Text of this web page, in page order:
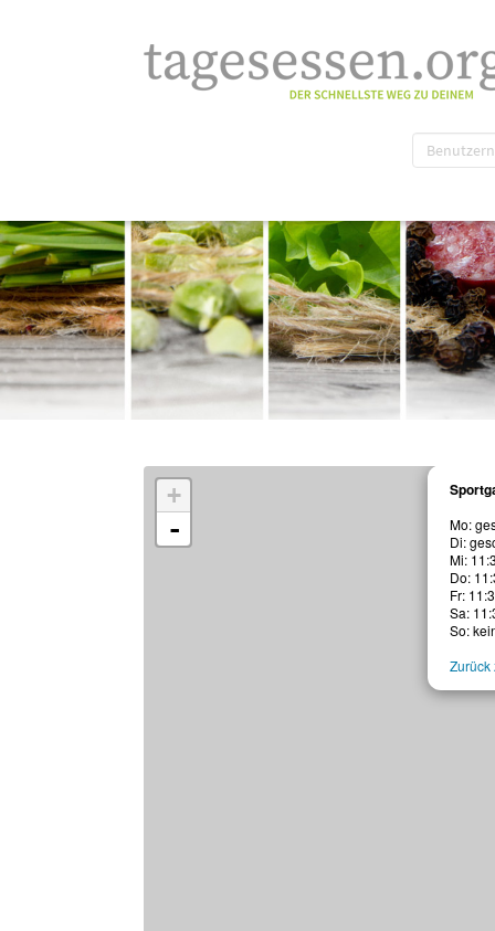
Mo:
Di:
Mi:
Do:
Fr:
Sa:
So:
Zurück
+
-